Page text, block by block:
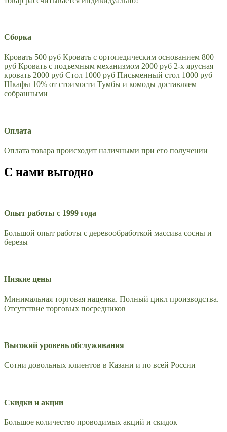
Сборка
Кровать 500 руб Кровать с ортопедическим основанием 800
руб Кровать с подъемным механизмом 2000 руб 2-х ярусная
кровать 2000 руб Стол 1000 руб Письменный стол 1000 руб
Шкафы 10% от стоимости Тумбы и комоды доставляем
собранными
Оплата
Оплата товара происходит наличными при его получении
С нами выгодно
Опыт работы с 1999 года
Большой опыт работы с деревообработкой массива сосны и
березы
Низкие цены
Минимальная торговая наценка. Полный цикл производства.
Отсутствие торговых посредников
Высокий уровень обслуживания
Сотни довольных клиентов в Казани и по всей России
Скидки и акции
Большое количество проводимых акций и скидок